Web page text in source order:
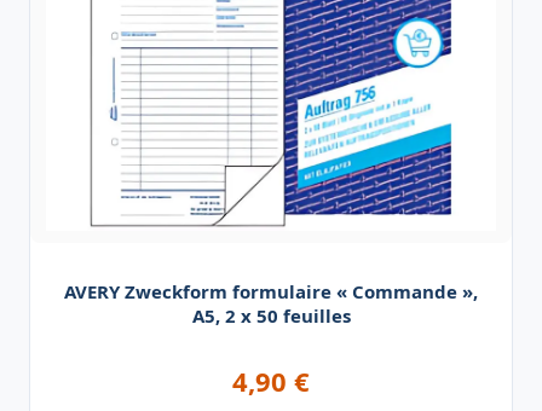
AVERY Zweckform formulaire « Commande »,
A5, 2 x 50 feuilles
4,90 €